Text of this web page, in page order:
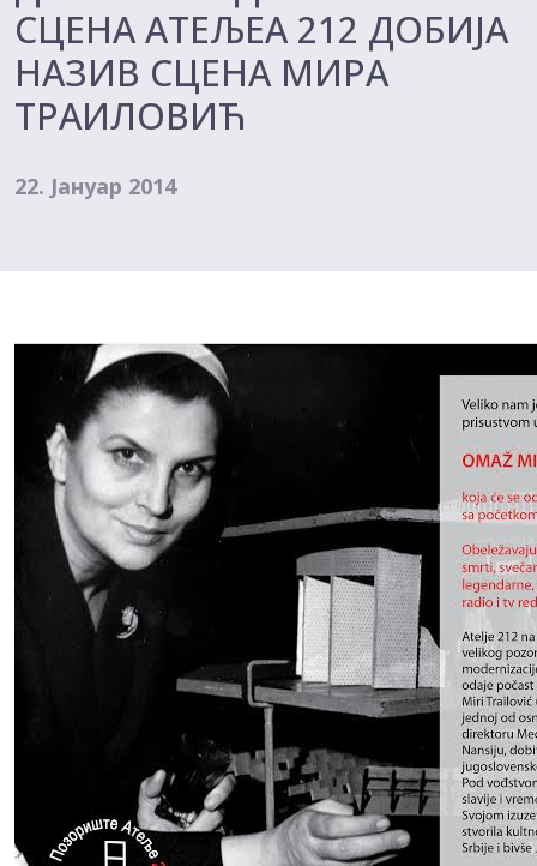
СЦЕНА АТЕЉЕА 212 ДОБИЈА
НАЗИВ СЦЕНА МИРА
ТРАИЛОВИЋ
22. Јануар 2014